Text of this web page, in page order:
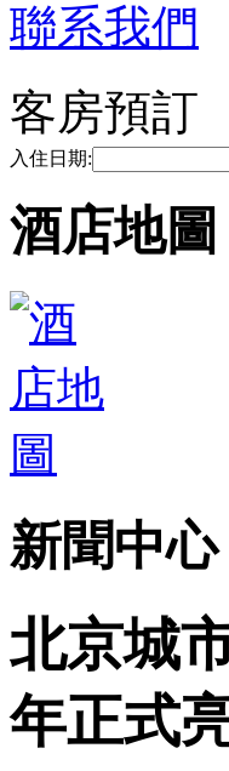
聯系我們
客房預訂
入住日期:
酒店地圖
新聞中心
北京城
年正式